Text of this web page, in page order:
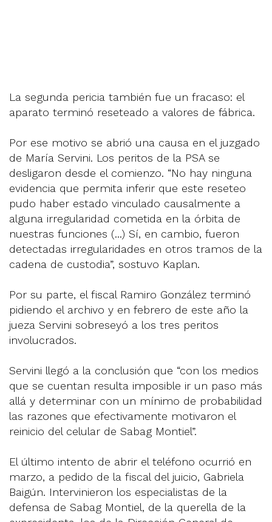
La segunda pericia también fue un fracaso: el
aparato terminó reseteado a valores de fábrica.
Por ese motivo se abrió una causa en el juzgado
de María Servini. Los peritos de la PSA se
desligaron desde el comienzo. “No hay ninguna
evidencia que permita inferir que este reseteo
pudo haber estado vinculado causalmente a
alguna irregularidad cometida en la órbita de
nuestras funciones (...) Sí, en cambio, fueron
detectadas irregularidades en otros tramos de la
cadena de custodia”, sostuvo Kaplan.
Por su parte, el fiscal Ramiro González terminó
pidiendo el archivo y en febrero de este año la
jueza Servini sobreseyó a los tres peritos
involucrados.
Servini llegó a la conclusión que “con los medios
que se cuentan resulta imposible ir un paso más
allá y determinar con un mínimo de probabilidad
las razones que efectivamente motivaron el
reinicio del celular de Sabag Montiel”.
El último intento de abrir el teléfono ocurrió en
marzo, a pedido de la fiscal del juicio, Gabriela
Baigún. Intervinieron los especialistas de la
defensa de Sabag Montiel, de la querella de la